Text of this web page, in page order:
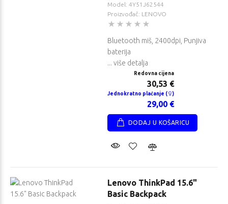
Model: 4Y51J62544
Proizvođač: LENOVO
Bluetooth miš, 2400dpi, Punjiva
baterija
... više detalja
Redovna cijena
30,53 €
Jednokratno plaćanje ( )
29,00 €
DODAJ U KOŠARICU
Lenovo ThinkPad 15.6"
Basic Backpack